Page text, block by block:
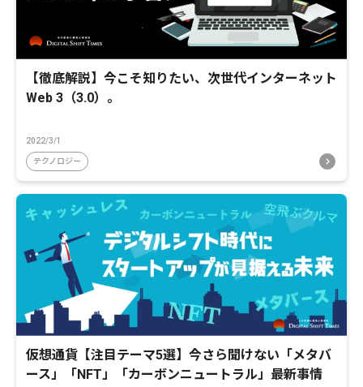
【徹底解説】今こそ知りたい、次世代インターネット
Web 3（3.0）。
2022/3/1
テクノロジー
仮想通貨【注目テーマ5選】今さら聞けない「メタバ
ース」「NFT」「カーボンニュートラル」最新事情